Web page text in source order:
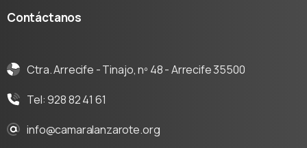
Contáctanos
Ctra. Arrecife - Tinajo, nº 48 - Arrecife 35500
Tel: 928 82 41 61
info@camaralanzarote.org